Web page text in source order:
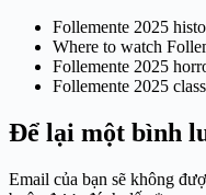
Follemente 2025
Where to watch
Follemente 2025
Follemente 2025
Để lại một bình
Email của bạn sẽ không